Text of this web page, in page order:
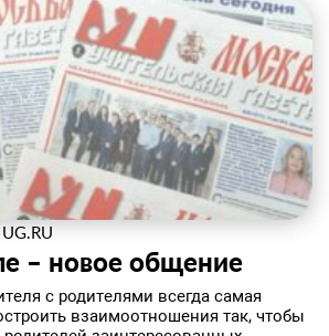
– новое общение
с родителями всегда самая
взаимоотношения так, чтобы